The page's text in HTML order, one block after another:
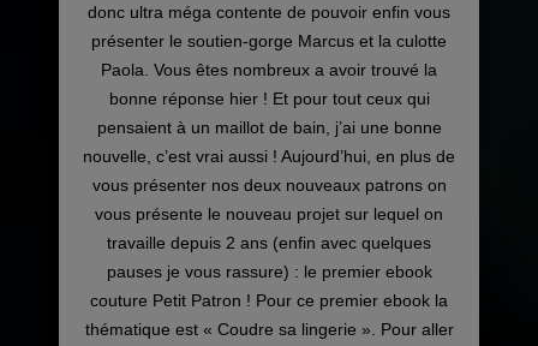
donc ultra méga contente de pouvoir enfin vous
présenter le soutien-gorge Marcus et la culotte
Paola. Vous êtes nombreux a avoir trouvé la
bonne réponse hier ! Et pour tout ceux qui
pensaient à un maillot de bain, j’ai une bonne
nouvelle, c’est vrai aussi ! Aujourd’hui, en plus de
vous présenter nos deux nouveaux patrons on
vous présente le nouveau projet sur lequel on
travaille depuis 2 ans (enfin avec quelques
pauses je vous rassure) : le premier ebook
couture Petit Patron ! Pour ce premier ebook la
thématique est « Coudre sa lingerie ». Pour aller